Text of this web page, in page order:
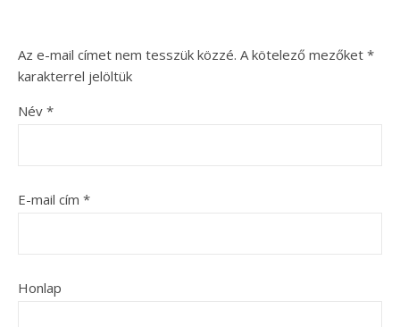
Az e-mail címet nem tesszük közzé. A kötelező mezőket *
karakterrel jelöltük
Név *
E-mail cím *
Honlap